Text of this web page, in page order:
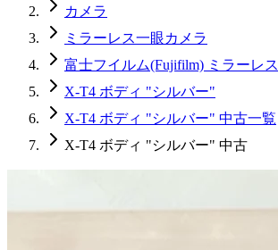
カメラ
ミラーレス一眼カメラ
富士フイルム(Fujifilm) ミラーレ
X-T4 ボディ "シルバー"
X-T4 ボディ "シルバー" 中古一覧
X-T4 ボディ "シルバー" 中古